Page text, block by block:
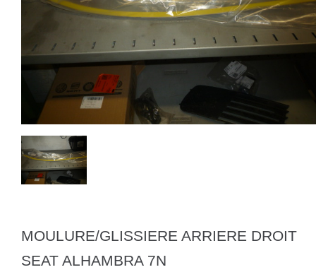
MOULURE/GLISSIERE ARRIERE DROIT
SEAT ALHAMBRA 7N